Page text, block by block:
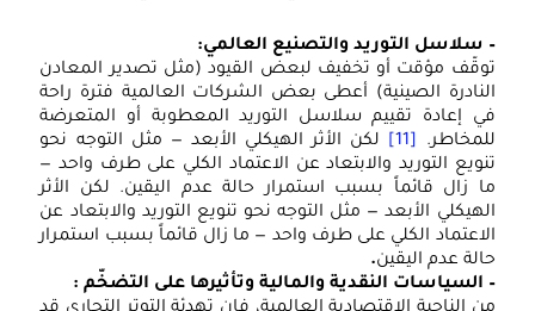
– سلاسل التوريد والتصنيع العالمي:
توقّف مؤقت أو تخفيف لبعض القيود (مثل تصدير المعادن
النادرة الصينية) أعطى بعض الشركات العالمية فترة راحة
في إعادة تقييم سلاسل التوريد المعطوبة أو المتعرضة
للمخاطر.[11]
لكن الأثر الهيكلي الأبعد — مثل التوجه نحو
تنويع التوريد والابتعاد عن الاعتماد الكلي على طرف واحد —
ما زال قائماً بسبب استمرار حالة عدم اليقين. لكن الأثر
الهيكلي الأبعد — مثل التوجه نحو تنويع التوريد والابتعاد عن
الاعتماد الكلي على طرف واحد — ما زال قائماً بسبب استمرار
حالة عدم اليقين.
– السياسات النقدية والمالية وتأثيرها على التضخّم :